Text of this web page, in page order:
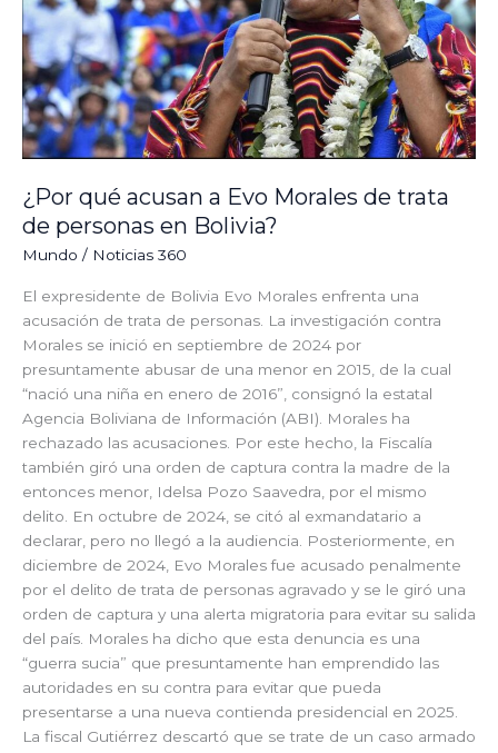
¿Por qué acusan a Evo Morales de trata
de personas en Bolivia?
Mundo / Noticias 360
El expresidente de Bolivia Evo Morales enfrenta una
acusación de trata de personas. La investigación contra
Morales se inició en septiembre de 2024 por
presuntamente abusar de una menor en 2015, de la cual
“nació una niña en enero de 2016”, consignó la estatal
Agencia Boliviana de Información (ABI). Morales ha
rechazado las acusaciones. Por este hecho, la Fiscalía
también giró una orden de captura contra la madre de la
entonces menor, Idelsa Pozo Saavedra, por el mismo
delito. En octubre de 2024, se citó al exmandatario a
declarar, pero no llegó a la audiencia. Posteriormente, en
diciembre de 2024, Evo Morales fue acusado penalmente
por el delito de trata de personas agravado y se le giró una
orden de captura y una alerta migratoria para evitar su salida
del país. Morales ha dicho que esta denuncia es una
“guerra sucia” que presuntamente han emprendido las
autoridades en su contra para evitar que pueda
presentarse a una nueva contienda presidencial en 2025.
La fiscal Gutiérrez descartó que se trate de un caso armado
trata
de
personas
en
Bolivia?